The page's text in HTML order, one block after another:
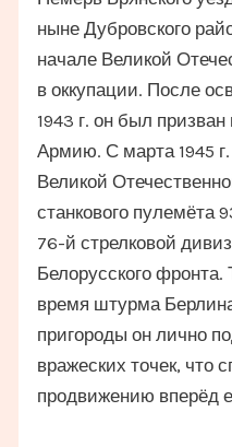
ныне Дубровского
начале Великой
в оккупации. После
1943 г. он был
Армию. С марта 1945
Великой
станкового пулемёта
76-й стрелковой
Белорусского
время штурма
пригороды он лично
вражеских точек, что
продвижению вперёд